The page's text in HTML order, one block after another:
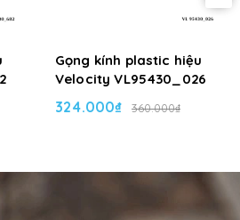
Gọng kính plastic hiệu
Velocity VL95430_026
324.000₫ 360.000₫